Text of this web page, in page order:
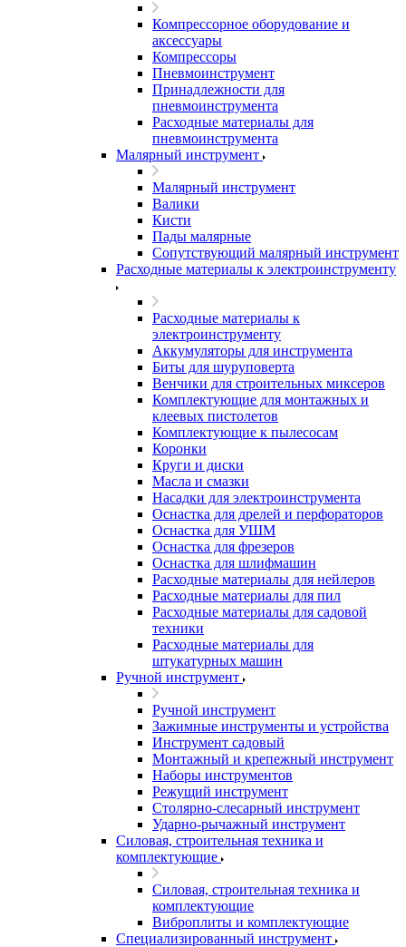
Компрессорное оборудование и
аксессуары
Компрессоры
Пневмоинструмент
Принадлежности для
пневмоинструмента
Расходные материалы для
пневмоинструмента
Малярный инструмент
Малярный инструмент
Валики
Кисти
Пады малярные
Сопутствующий малярный инструмент
Расходные материалы к электроинструменту
Расходные материалы к
электроинструменту
Аккумуляторы для инструмента
Биты для шуруповерта
Венчики для строительных миксеров
Комплектующие для монтажных и
клеевых пистолетов
Комплектующие к пылесосам
Коронки
Круги и диски
Масла и смазки
Насадки для электроинструмента
Оснастка для дрелей и перфораторов
Оснастка для УШМ
Оснастка для фрезеров
Оснастка для шлифмашин
Расходные материалы для нейлеров
Расходные материалы для пил
Расходные материалы для садовой
техники
Расходные материалы для
штукатурных машин
Ручной инструмент
Ручной инструмент
Зажимные инструменты и устройства
Инструмент садовый
Монтажный и крепежный инструмент
Наборы инструментов
Режущий инструмент
Столярно-слесарный инструмент
Ударно-рычажный инструмент
Силовая, строительная техника и
комплектующие
Силовая, строительная техника и
комплектующие
Виброплиты и комплектующие
Специализированный инструмент